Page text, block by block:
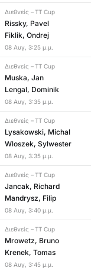
Διεθνείς – TT Cup
Rissky, Pavel
Fiklik, Ondrej
08 Αυγ, 3:25 μ.μ.
Διεθνείς – TT Cup
Muska, Jan
Lengal, Dominik
08 Αυγ, 3:35 μ.μ.
Διεθνείς – TT Cup
Lysakowski, Michal
Wloszek, Sylwester
08 Αυγ, 3:35 μ.μ.
Διεθνείς – TT Cup
Jancak, Richard
Mandrysz, Filip
08 Αυγ, 3:40 μ.μ.
Διεθνείς – TT Cup
Mrowetz, Bruno
Krenek, Tomas
08 Αυγ, 3:45 μ.μ.